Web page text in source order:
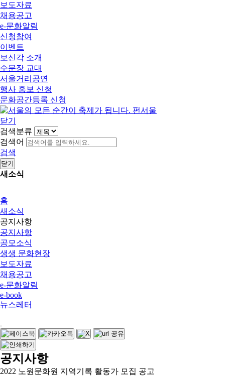
보도자료
채용공고
e-문화알림
신청참여
이벤트
보신각 소개
수문장 교대
서울거리공연
행사 홍보 신청
문화공간등록 신청
닫기
검색분류
검색어
검색
닫기
새소식
홈
새소식
공지사항
공지사항
공모소식
생생 문화현장
보도자료
채용공고
e-문화알림
e-book
뉴스레터
공지사항
2022 노원문화원 지역기록 활동가 모집 공고